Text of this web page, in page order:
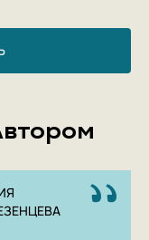
поросёнка
первым
о